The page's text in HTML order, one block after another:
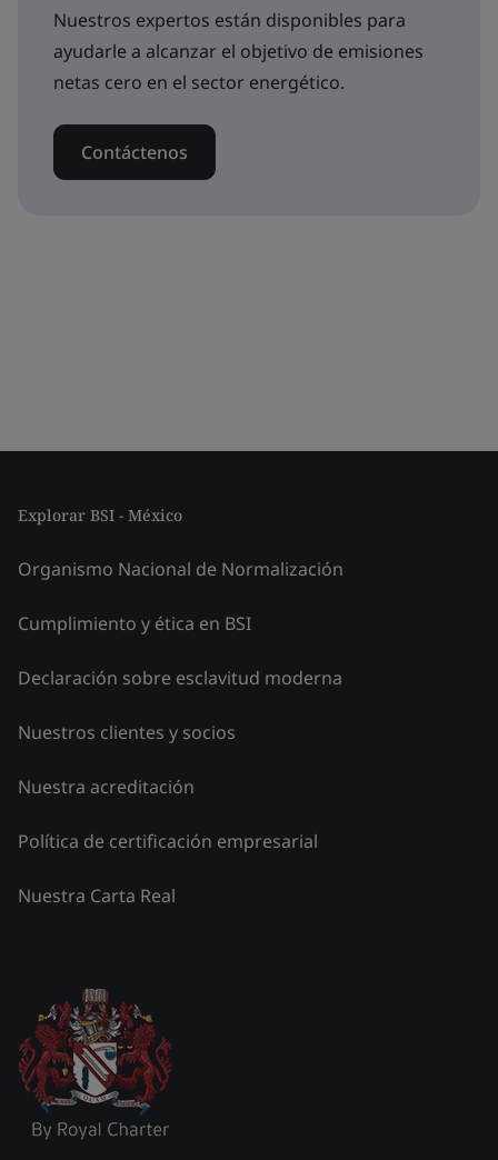
Nuestros expertos están disponibles para
ayudarle a alcanzar el objetivo de emisiones
netas cero en el sector energético.
Contáctenos
Explorar BSI - México
Organismo Nacional de Normalización
Cumplimiento y ética en BSI
Declaración sobre esclavitud moderna
Nuestros clientes y socios
Nuestra acreditación
Política de certificación empresarial
Nuestra Carta Real